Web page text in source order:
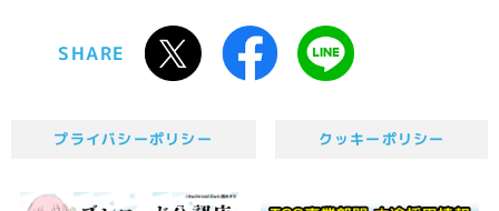
SHARE
プライバシーポリシー クッキーポリシー